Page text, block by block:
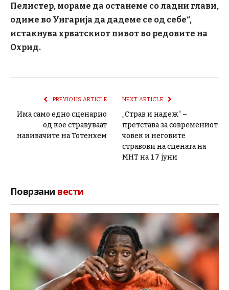
Пелистер, мораме да останеме со ладни глави,
одиме во Унгарија да дадеме се од себе“,
истакнува хрватскиот пивот во редовите на
Охрид.
PREVIOUS ARTICLE
Има само едно сценарио
од кое стравуваат
навивачите на Тотенхем
NEXT ARTICLE
„Страв и надеж“ –
претстава за современиот
човек и неговите
стравови на сцената на
МНТ на 𝟣𝟩 јуни
Поврзани вести